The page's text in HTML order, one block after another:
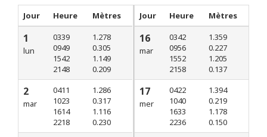
Jour Heure Mètres
1
lun
0339
0949
1542
2148
1.278
0.305
1.149
0.209
2
mar
0411
1023
1614
2218
1.286
0.317
1.116
0.230
Jour Heure Mètres
16
mar
0342
0956
1552
2158
1.359
0.227
1.205
0.137
17
mer
0422
1040
1633
2236
1.394
0.219
1.178
0.150